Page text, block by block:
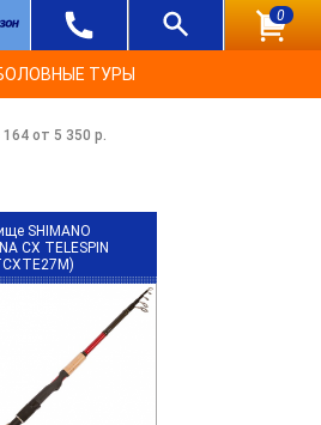
0
ТУРЫ
164 от 5 350 р.
SHIMANO
CX TELESPIN